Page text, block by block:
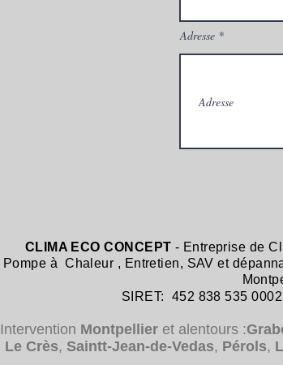
Adresse
CLIMA ECO CONCEPT - Entreprise de
Pompe à Chaleur , Entretien, SAV et
SIRET: 452 838 535
Intervention Montpellieret alentours :
Le Crès, Saintt-Jean-de-Vedas, Pérols,